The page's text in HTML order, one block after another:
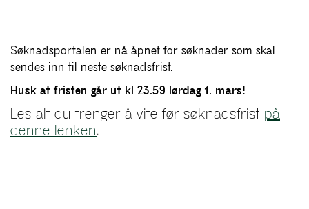
Søknadsportalen er nå åpnet for søknader som skal
sendes inn til neste søknadsfrist.
Husk at fristen går ut kl 23.59 lørdag 1. mars!
Les alt du trenger å vite før søknadsfrist på
denne lenken.